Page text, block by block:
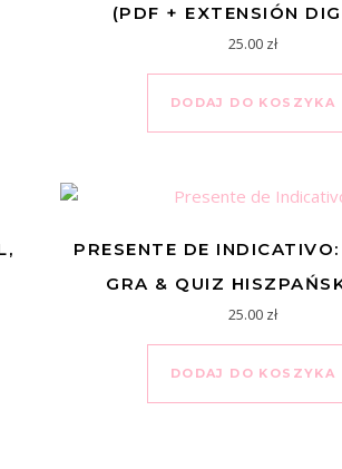
(PDF + EXTENSIÓN
25.00 zł
DODAJ DO KOSZYKA
PRESENTE DE
GRA & QUIZ
25.00 zł
DODAJ DO KOSZYKA